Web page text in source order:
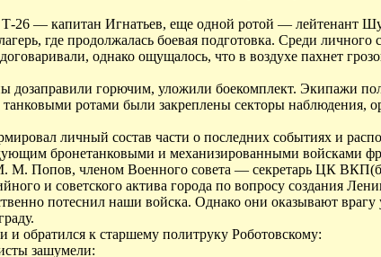
26 — капитан Игнатьев, еще одной ротой — лейтенант
где продолжалась боевая подготовка. Среди личного
однако ощущалось, что в воздухе пахнет
горючим, уложили боекомплект. Экипажи
ротами были закреплены секторы наблюдения,
личный состав части о последних событиях и
бронетанковыми и механизированными войсками
Попов, членом Военного совета — секретарь ЦК
и советского актива города по вопросу создания
потеснил наши войска. Однако они оказывают
и обратился к старшему политруку Роботовскому:
зашумели: